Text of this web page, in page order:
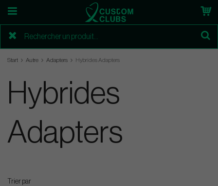
Start Autre Adapters Hybrides Adapters
Hybrides
Adapters
Trier par